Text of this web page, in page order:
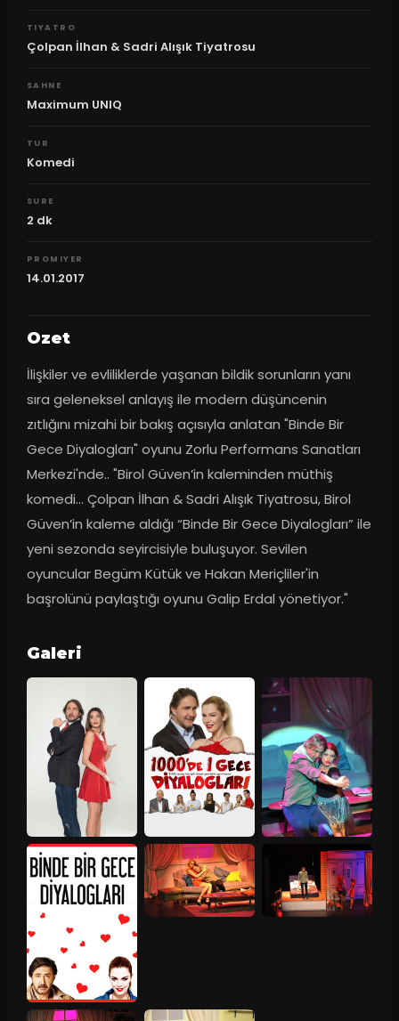
TIYATRO
Çolpan İlhan & Sadri Alışık Tiyatrosu
SAHNE
Maximum UNIQ
TUR
Komedi
SURE
2 dk
PROMIYER
14.01.2017
Ozet
İlişkiler ve evliliklerde yaşanan bildik sorunların yanı
sıra geleneksel anlayış ile modern düşüncenin
zıtlığını mizahi bir bakış açısıyla anlatan "Binde Bir
Gece Diyalogları" oyunu Zorlu Performans Sanatları
Merkezi'nde.. "Birol Güven’in kaleminden müthiş
komedi… Çolpan İlhan & Sadri Alışık Tiyatrosu, Birol
Güven’in kaleme aldığı “Binde Bir Gece Diyalogları” ile
yeni sezonda seyircisiyle buluşuyor. Sevilen
oyuncular Begüm Kütük ve Hakan Meriçliler'in
başrolünü paylaştığı oyunu Galip Erdal yönetiyor."
Galeri